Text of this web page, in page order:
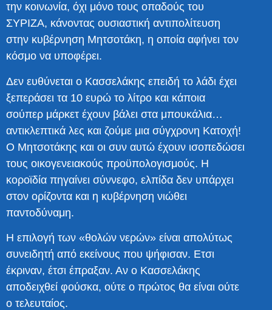
την κοινωνία, όχι μόνο τους οπαδούς του
ΣΥΡΙΖΑ, κάνοντας ουσιαστική αντιπολίτευση
στην κυβέρνηση Μητσοτάκη, η οποία αφήνει τον
κόσμο να υποφέρει.
Δεν ευθύνεται ο Κασσελάκης επειδή το λάδι έχει
ξεπεράσει τα 10 ευρώ το λίτρο και κάποια
σούπερ μάρκετ έχουν βάλει στα μπουκάλια…
αντικλεπτικά λες και ζούμε μια σύγχρονη Κατοχή!
Ο Μητσοτάκης και οι συν αυτώ έχουν ισοπεδώσει
τους οικογενειακούς προϋπολογισμούς. Η
κοροϊδία πηγαίνει σύννεφο, ελπίδα δεν υπάρχει
στον ορίζοντα και η κυβέρνηση νιώθει
παντοδύναμη.
Η επιλογή των «θολών νερών» είναι απολύτως
συνειδητή από εκείνους που ψήφισαν. Ετσι
έκριναν, έτσι έπραξαν. Αν ο Κασσελάκης
αποδειχθεί φούσκα, ούτε ο πρώτος θα είναι ούτε
ο τελευταίος.